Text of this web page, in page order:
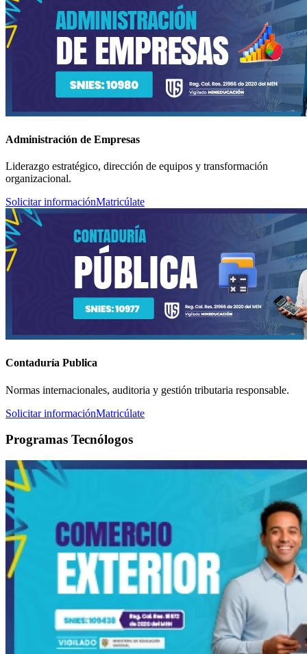
Administración de Empresas
Liderazgo estratégico, dirección de equipos y transformación
organizacional.
Solicitar informaciónMatricúlate
Contaduría Publica
Normas internacionales, auditoria y gestión tributaria responsable.
Solicitar informaciónMatricúlate
Programas Tecnólogos